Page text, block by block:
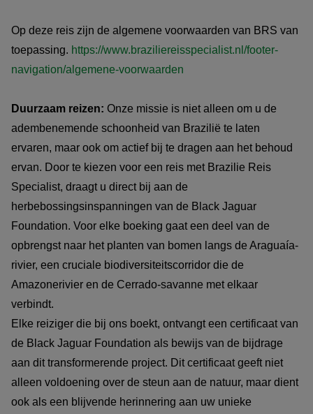
Op deze reis zijn de algemene voorwaarden van BRS van
toepassing. https://www.braziliereisspecialist.nl/footer-
navigation/algemene-voorwaarden
Duurzaam reizen: Onze missie is niet alleen om u de
adembenemende schoonheid van Brazilië te laten
ervaren, maar ook om actief bij te dragen aan het behoud
ervan. Door te kiezen voor een reis met Brazilie Reis
Specialist, draagt u direct bij aan de
herbebossingsinspanningen van de Black Jaguar
Foundation. Voor elke boeking gaat een deel van de
opbrengst naar het planten van bomen langs de Araguaía-
rivier, een cruciale biodiversiteitscorridor die de
Amazonerivier en de Cerrado-savanne met elkaar
verbindt.
Elke reiziger die bij ons boekt, ontvangt een certificaat van
de Black Jaguar Foundation als bewijs van de bijdrage
aan dit transformerende project. Dit certificaat geeft niet
alleen voldoening over de steun aan de natuur, maar dient
ook als een blijvende herinnering aan uw unieke